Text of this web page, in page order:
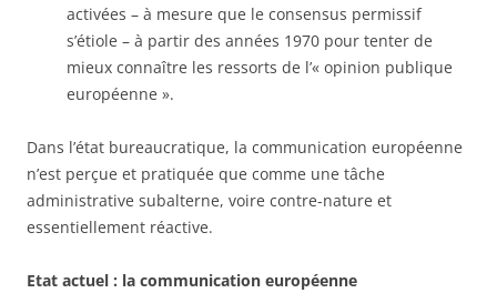
activées – à mesure que le consensus permissif
s’étiole – à partir des années 1970 pour tenter de
mieux connaître les ressorts de l’« opinion publique
européenne ».
Dans l’état bureaucratique, la communication européenne
n’est perçue et pratiquée que comme une tâche
administrative subalterne, voire contre-nature et
essentiellement réactive.
Etat actuel : la communication européenne